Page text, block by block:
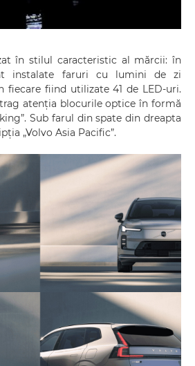
în stilul caracteristic al mărcii: în
instalate faruri cu lumini de zi
fiecare fiind utilizate 41 de LED-uri.
atenția blocurile optice în formă
Sub farul din spate din dreapta
„Volvo Asia Pacific”.